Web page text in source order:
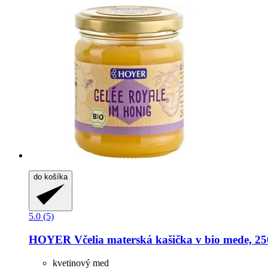
do košíka
5.0 (5)
HOYER Včelia materská kašička v bio mede,
kvetinový med